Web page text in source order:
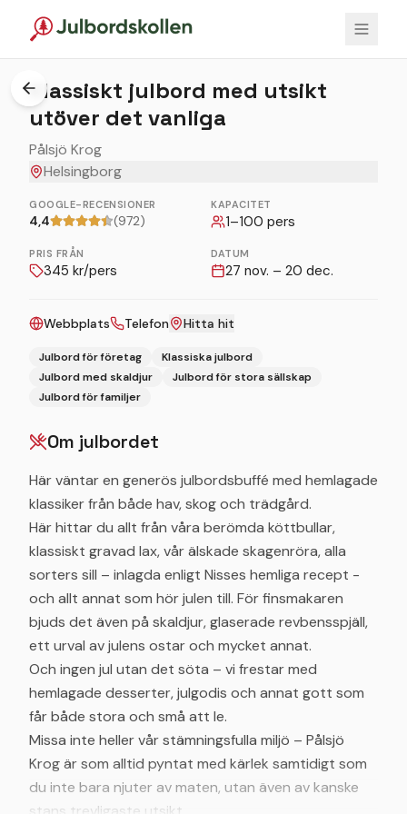
1/
Klassiskt julbord med utsikt
utöver det vanliga
Pålsjö Krog
Helsingborg
GOOGLE-RECENSIONER
4,4 (972)
KAPACITET
1–100 pers
PRIS FRÅN
345 kr/pers
DATUM
27 nov. – 20 dec.
Webbplats Telefon Hitta hit
Julbord för företag
Klassiska julbord
Julbord med skaldjur
Julbord för stora sällskap
Julbord för familjer
Om julbordet
Här väntar en generös julbordsbuffé med hemlagade
klassiker från både hav, skog och trädgård.
Här hittar du allt från våra berömda köttbullar,
klassiskt gravad lax, vår älskade skagenröra, alla
sorters sill – inlagda enligt Nisses hemliga recept -
och allt annat som hör julen till. För finsmakaren
bjuds det även på skaldjur, glaserade revbensspjäll,
ett urval av julens ostar och mycket annat.
Och ingen jul utan det söta – vi frestar med
hemlagade desserter, julgodis och annat gott som
får både stora och små att le.
Missa inte heller vår stämningsfulla miljö – Pålsjö
Krog är som alltid pyntat med kärlek samtidigt som
du inte bara njuter av maten, utan även av kanske